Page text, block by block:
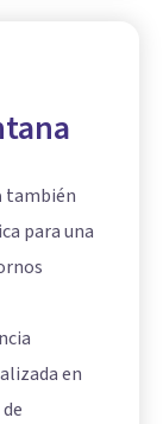
también
para una
en